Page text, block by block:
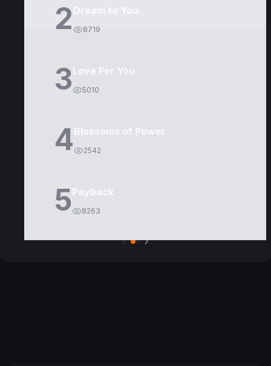
2 8719
3Love For You
5010
4Blossoms of Power
2542
5Payback
8263